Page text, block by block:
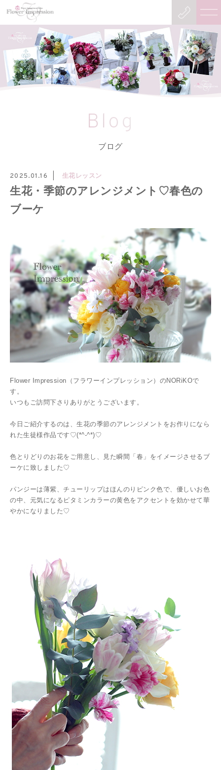
Blog
ブログ
2025.01.16 生花レッスン
生花・季節のアレンジメント♡春色の
ブーケ
Flower Impression（フラワーインプレッション）のNORiKOで
す。
いつもご訪問下さりありがとうございます。
今日ご紹介するのは、生花の季節のアレンジメントをお作りになら
れた生徒様作品です♡(*^-^*)♡
色とりどりのお花をご用意し、見た瞬間「春」をイメージさせるブ
ーケに致しました♡
パンジーは薄紫、チューリップはほんのりピンク色で、優しいお色
の中、元気になるピタミンカラーの黄色をアクセントを効かせて華
やかになりました♡